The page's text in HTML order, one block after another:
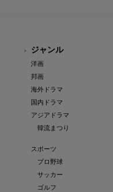
ジャンル
洋画
邦画
海外ドラマ
国内ドラマ
アジアドラマ
韓流まつり
スポーツ
プロ野球
サッカー
ゴルフ